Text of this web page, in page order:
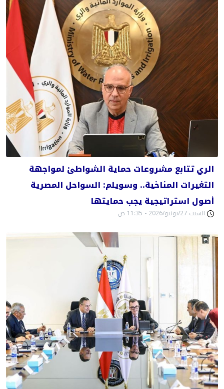
الري تتابع مشروعات حماية الشواطئ لمواجهة
التغيرات المناخية.. وسويلم: السواحل المصرية
أصول استراتيجية يجب حمايتها
السبت 27/يونيو/2026 - 11:35 ص